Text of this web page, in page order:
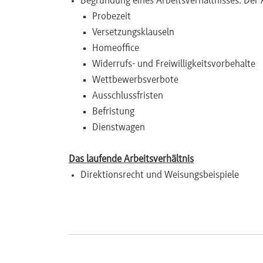
Probezeit
Versetzungsklauseln
Homeoffice
Widerrufs- und Freiwilligkeitsvorbehalte
Wettbewerbsverbote
Ausschlussfristen
Befristung
Dienstwagen
Das laufende Arbeitsverhältnis
Direktionsrecht und Weisungsbeispiele